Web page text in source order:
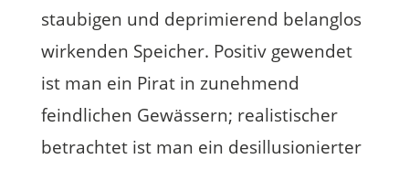
staubigen und deprimierend belanglos
wirkenden Speicher. Positiv gewendet
ist man ein Pirat in zunehmend
feindlichen Gewässern; realistischer
betrachtet ist man ein desillusionierter